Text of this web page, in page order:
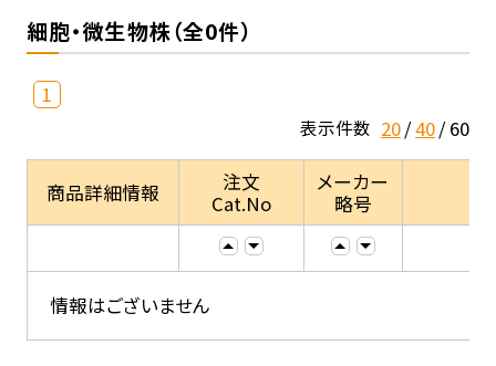
細胞・微生物株（全0件）
1
表示件数 20 40 60
商品詳細情報
注文
Cat.No
メーカー
略号
情報はございません